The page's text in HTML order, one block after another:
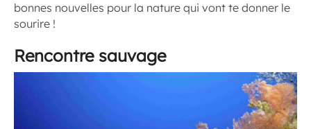
bonnes nouvelles pour la nature qui vont te donner le
sourire !
Rencontre sauvage